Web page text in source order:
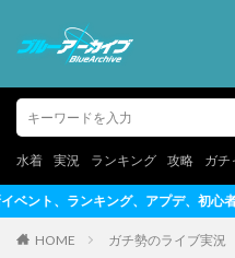
水着 実況 ランキング 攻略 ガチ
者～上級者向けテクニックまで完全網
HOME ガチ勢のライブ実況